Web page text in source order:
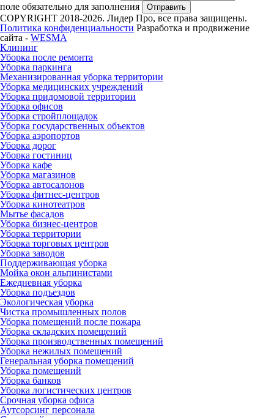
поле обязательно для заполнения
Отправить
COPYRIGHT 2018-2026. Лидер Про, все права защищены.
Политика конфиденциальности Разработка и продвижение
сайта - WESMA
Клининг
Уборка после ремонта
Уборка паркинга
Механизированная уборка территории
Уборка медицинских учреждений
Уборка придомовой территории
Уборка офисов
Уборка стройплощадок
Уборка государственных объектов
Уборка аэропортов
Уборка дорог
Уборка гостиниц
Уборка кафе
Уборка магазинов
Уборка автосалонов
Уборка фитнес-центров
Уборка кинотеатров
Мытье фасадов
Уборка бизнес-центров
Уборка территории
Уборка торговых центров
Уборка заводов
Поддерживающая уборка
Мойка окон альпинистами
Ежедневная уборка
Уборка подъездов
Экологическая уборка
Чистка промышленных полов
Уборка помещений после пожара
Уборка складских помещений
Уборка производственных помещений
Уборка нежилых помещений
Генеральная уборка помещений
Уборка помещений
Уборка банков
Уборка логистических центров
Срочная уборка офиса
Аутсорсинг персонала